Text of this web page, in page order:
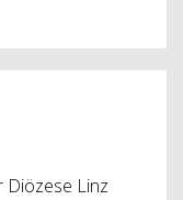
Linz